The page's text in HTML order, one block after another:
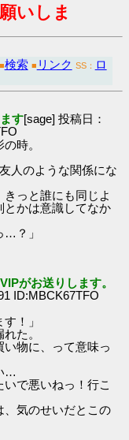
いしま
■検索 ■ リンク SS： ロ
す[sage] 投稿日：
時。
人のような関係にな
っと誰にも同じよ
とかは意識してなか
…？」
がお送りします。
ID:MBCK67TFO
！」
た。
物に、って意味っ
…
で悪いねっ！行こ
、気のせいだとこの